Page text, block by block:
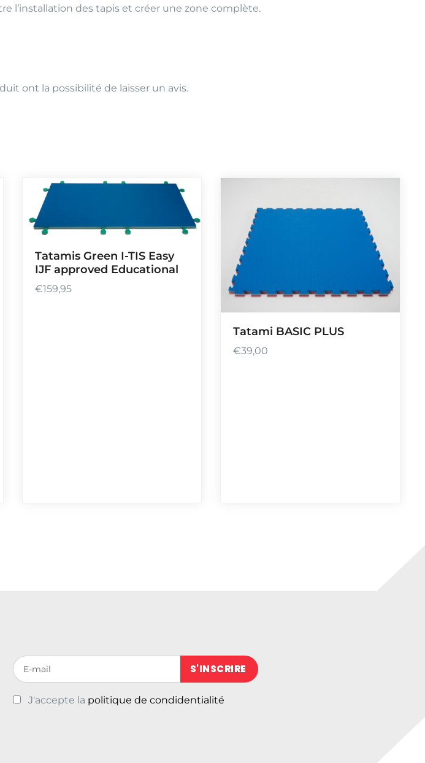
l’installation des tapis et créer une zone complète.
ont la possibilité de laisser un avis.
Tatamis Green I-TIS Easy
IJF approved Educational
€159,95
Tatami BASIC PLUS
€39,00
Votre adresse de messagerie (obligatoire)
J'accepte la politique de condidentialité